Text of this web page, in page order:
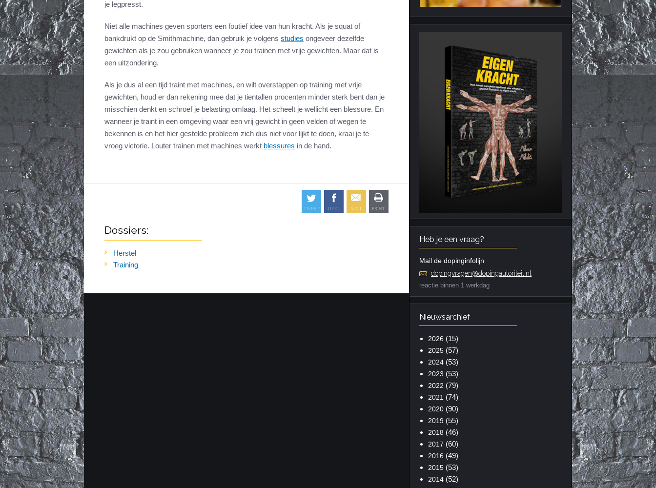
je legpresst.
Niet alle machines geven sporters een foutief idee van hun kracht. Als je squat of
bankdrukt op de Smithmachine, dan gebruik je volgens studies ongeveer dezelfde
gewichten als je zou gebruiken wanneer je zou trainen met vrije gewichten. Maar dat is
een uitzondering.
Als je dus al een tijd traint met machines, en wilt overstappen op training met vrije
gewichten, houd er dan rekening mee dat je tientallen procenten minder sterk bent dan je
misschien denkt en schroef je belasting omlaag. Het scheelt je wellicht een blessure. En
wanneer je traint in een omgeving waar een vrij gewicht in geen velden of wegen te
bekennen is en het hier gestelde probleem zich dus niet voor lijkt te doen, kraai je te
vroeg victorie. Louter trainen met machines werkt blessures in de hand.
Dossiers:
Herstel
Training
Heb je een vraag?
Mail de dopinginfolijn
dopingvragen@dopingautoriteit.nl
reactie binnen 1 werkdag
Nieuwsarchief
2026 (15)
2025(57)
2024(53)
2023 (53)
2022 (79)
2021 (74)
2020(90)
2019 (55)
2018 (46)
2017 (60)
2016 (49)
2015(53)
2014(52)